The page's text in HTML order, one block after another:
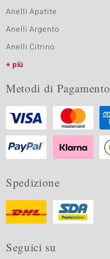
Anelli Apatite
Anelli Argento
Anelli Citrino
più
Metodi di Pagamento
Spedizione
Seguici su